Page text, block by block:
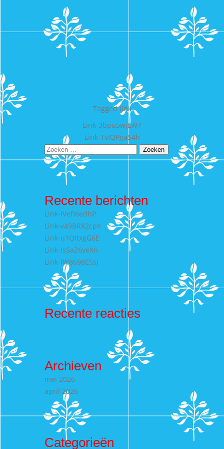
Taggedlink
Bericht
navigatie
Link-3bpu5wjLW7
Link-TvIQPgaS4h
Zoeken
naar:
Recente berichten
Link-lVefI6edhP
Link-v49BRX2cpY
Link-u1QItxgG6E
Link-IsSaZ6yeXn
Link-lW8698E5sJ
Recente reacties
Archieven
mei 2026
april 2026
Categorieën